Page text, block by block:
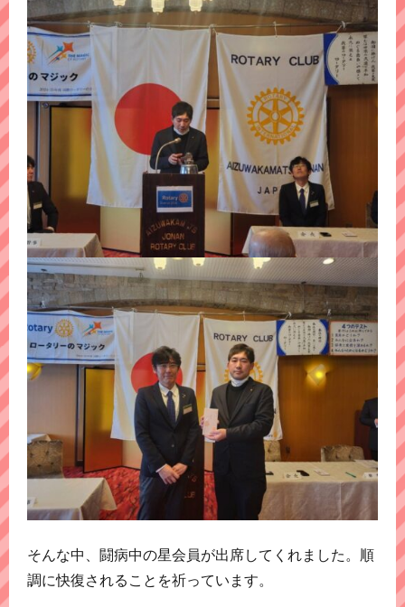
そんな中、闘病中の星会員が出席してくれました。順
調に快復されることを祈っています。